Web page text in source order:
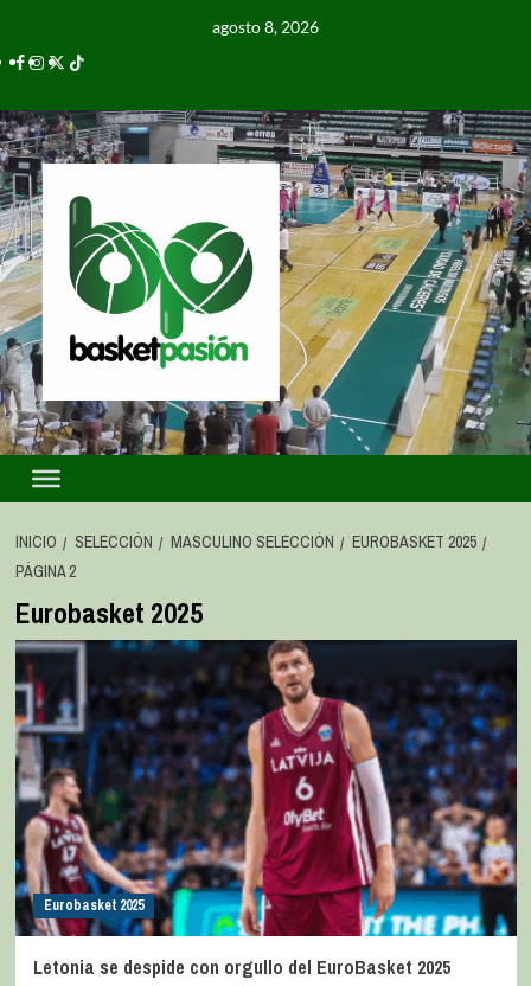
agosto 8, 2026
INICIO SELECCIÓN MASCULINO SELECCIÓN
EUROBASKET 2025
PÁGINA 2
Eurobasket 2025
Eurobasket 2025
Letonia se despide con orgullo del EuroBasket 2025